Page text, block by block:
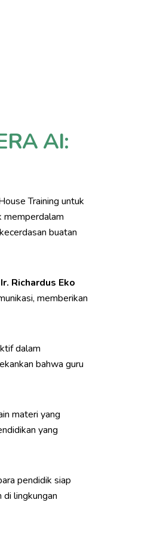
AI:
Training untuk
memperdalam
buatan
Richardus Eko
memberikan
dalam
bahwa guru
materi yang
yang
pendidik siap
lingkungan